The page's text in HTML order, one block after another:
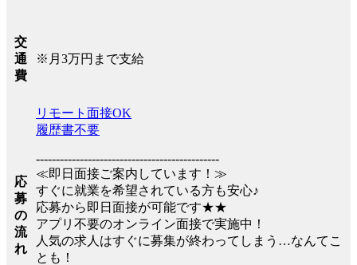
交
通
費
※月3万円まで支給
応
募
の
流
れ
リモート面接OK
履歴書不要
----------------------------------------------
≪即日面接ご案内しています！≫
すぐに就業を希望されている方も安心♪
応募から即日面接が可能です★★
アプリ不要のオンライン面接で実施中！
人気の求人はすぐに募集が終わってしまう…なんてこ
とも！